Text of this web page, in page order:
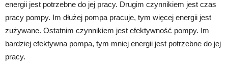
energii jest potrzebne do jej pracy. Drugim czynnikiem jest czas
pracy pompy. Im dłużej pompa pracuje, tym więcej energii jest
zużywane. Ostatnim czynnikiem jest efektywność pompy. Im
bardziej efektywna pompa, tym mniej energii jest potrzebne do jej
pracy.